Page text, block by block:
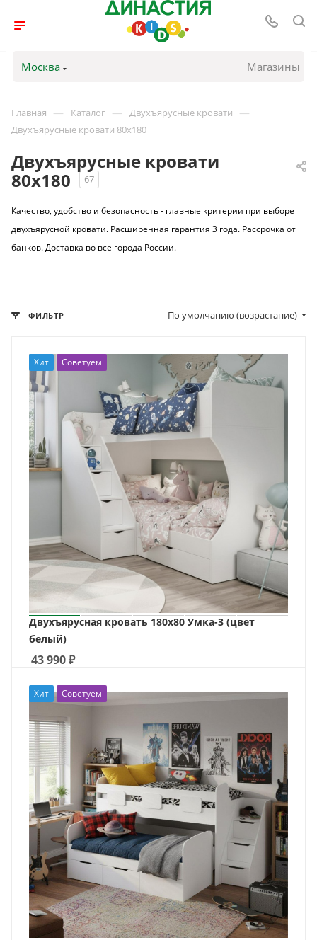
Москва Магазины
Главная — Каталог — Двухъярусные кровати —
Двухъярусные кровати 80х180
Двухъярусные кровати
80х180
67
Качество, удобство и безопасность - главные критерии при выборе
двухъярусной кровати. Расширенная гарантия 3 года. Рассрочка от
банков. Доставка во все города России.
ФИЛЬТР По умолчанию (возрастание)
Хит Советуем
Двухъярусная кровать 180х80 Умка-3 (цвет
белый)
43 990₽
Хит Советуем